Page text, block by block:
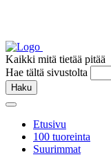
Kaikki mitä tietää pitää
Hae tältä sivustolta
Haku
Etusivu
100 tuoreinta
Suurimmat